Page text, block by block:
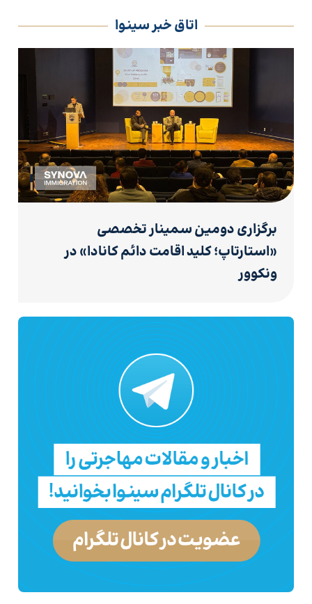
اتاق خبر سینوا
برگزاری دومین سمینار تخصصی
«استارتاپ؛ کلید اقامت دائم کانادا» در
ونکوور